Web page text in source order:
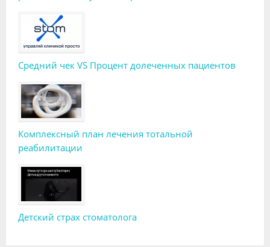
Средний чек VS Процент долеченных пациентов
Комплексный план лечения тотальной
реабилитации
Детский страх стоматолога